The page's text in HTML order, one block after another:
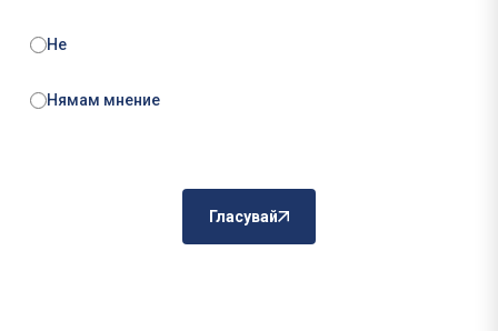
Не
Нямам мнение
Гласувай